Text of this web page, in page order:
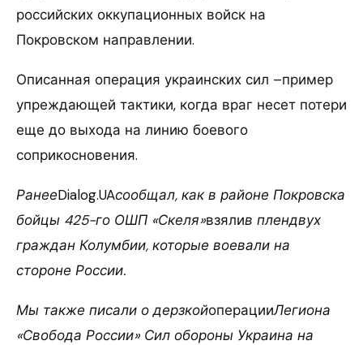
российских оккупационных войск на
Покровском направлении.
Описанная операция украинских сил –пример
упреждающей тактики, когда враг несет потери
еще до выхода на линию боевого
соприкосновения.
РанееDialog.UAсообщал, как в районе Покровска
бойцы 425-го ОШП «Скеля»взялив плендвух
граждан Колумбии, которые воевали на
стороне России.
Мы также писали о дерзкойоперацииЛегиона
«Свобода России» Сил обороны Украина на